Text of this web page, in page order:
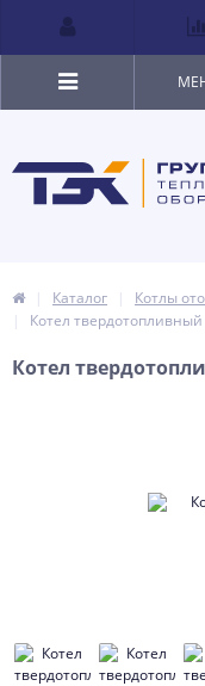
Каталог Котлы
Котел твердотопливный
Котел